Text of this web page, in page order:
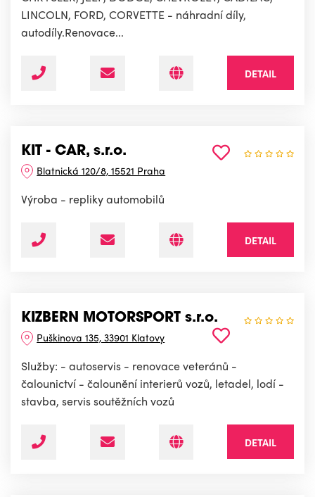
LINCOLN, FORD, CORVETTE - náhradní díly,
autodíly.Renovace...
DETAIL
KIT - CAR, s.r.o.
Blatnická 120/8, 15521 Praha
Výroba - repliky automobilů
DETAIL
KIZBERN MOTORSPORT s.r.o.
Puškinova 135, 33901 Klatovy
Služby: - autoservis - renovace veteránů -
čalounictví - čalounění interierů vozů, letadel, lodí -
stavba, servis soutěžních vozů
DETAIL